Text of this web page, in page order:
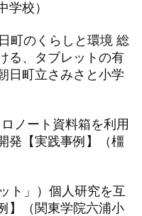
学校）
町のくらしと環境 総
る、タブレットの有
日町立さみさと小学
ノート資料箱を利用
発【実践事例】（橿
ト」）個人研究を互
】（関東学院六浦小